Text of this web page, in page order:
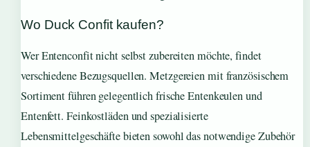
Wo Duck Confit kaufen?
Wer Entenconfit nicht selbst zubereiten möchte, findet
verschiedene Bezugsquellen. Metzgereien mit französischem
Sortiment führen gelegentlich frische Entenkeulen und
Entenfett. Feinkostläden und spezialisierte
Lebensmittelgeschäfte bieten sowohl das notwendige Zubehör